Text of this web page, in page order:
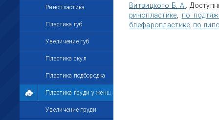
Ринопластика
Пластика губ
Увеличение губ
Пластика скул
Пластика подбородка
Пластика груди у женщин
Увеличение груди
Витвицкого Б. А.
.
ринопластике
по
блефаропластике по